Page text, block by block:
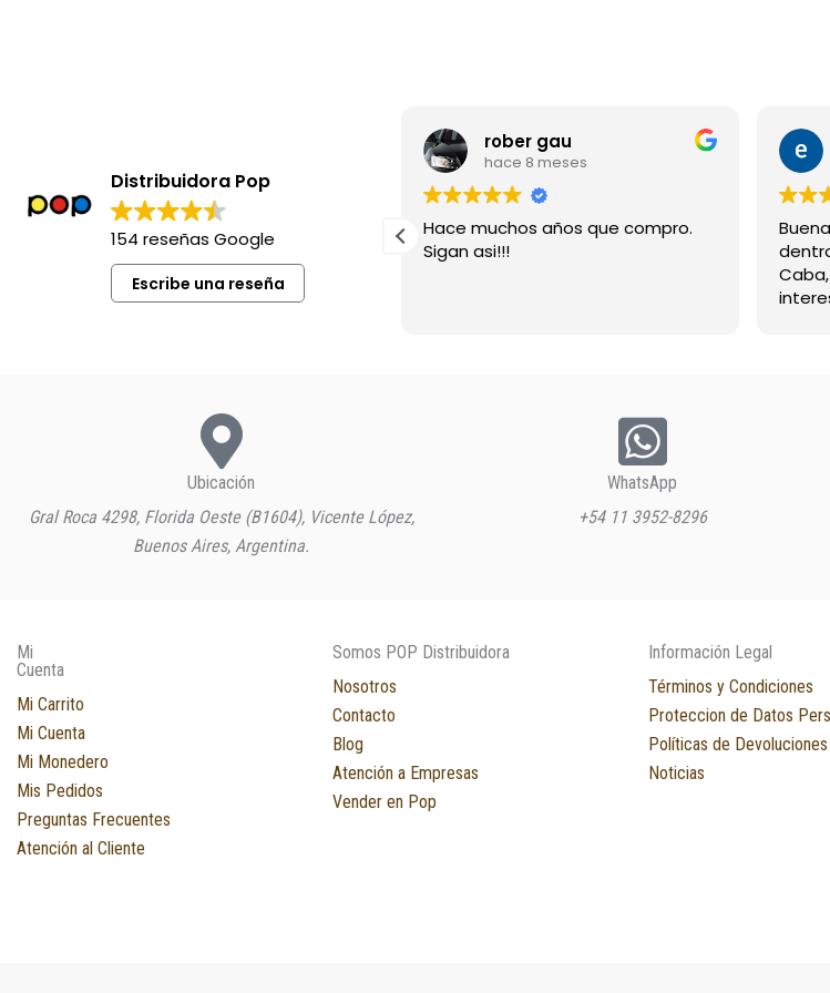
Distribuidora Pop
154 reseñas Google
Escribe una reseña
Excelente siempre !
rober gau
hace 8 meses
Hace muchos años que compro.
Sigan asi!!!
Ubicación
Gral Roca 4298, Florida Oeste (B1604), Vicente López,
Buenos Aires, Argentina.
WhatsApp
+54 11 3952-8296
Mi
Cuenta
Mi Carrito
Mi Cuenta
Mi Monedero
Mis Pedidos
Preguntas Frecuentes
Atención al Cliente
Somos POP Distribuidora
Nosotros
Contacto
Blog
Atención a Empresas
Vender en Pop
Información Legal
Términos y Condiciones
Proteccion de Datos
Políticas de Devoluciones
Noticias